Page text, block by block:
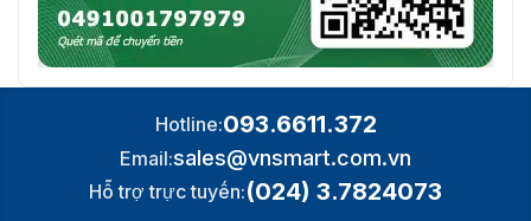
Hotline:093.6611.372
Email:sales@vnsmart.com.vn
Hỗ trợ trực tuyến:(024) 3.7824073